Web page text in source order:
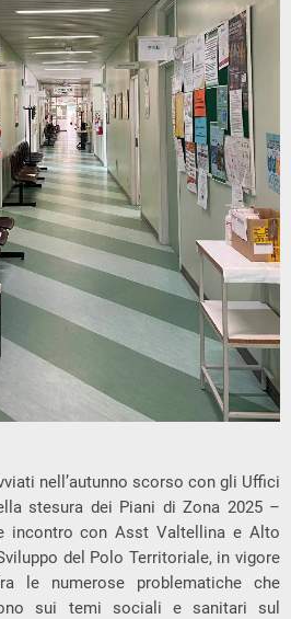
nell’autunno scorso con gli Uffici
stesura dei Piani di Zona 2025 –
incontro con Asst Valtellina e Alto
del Polo Territoriale, in vigore
le numerose problematiche che
sui temi sociali e sanitari sul